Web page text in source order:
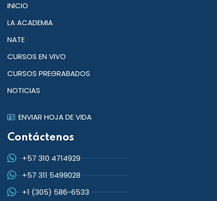
INICIO
LA ACADEMIA
NATE
CURSOS EN VIVO
CURSOS PREGRABADOS
NOTICIAS
ENVIAR HOJA DE VIDA
Contáctenos
+57 310 4714929
+57 311 5499028
+1 (305) 586-6533